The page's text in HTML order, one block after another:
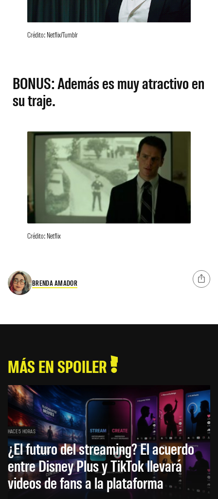
Crédito: Netflix/Tumblr
BONUS: Además es muy atractivo en
su traje.
Crédito: Netflix
BRENDA AMADOR
MÁS EN SPOILER
HACE 5 HORAS
¿El futuro del streaming? El acuerdo
entre Disney Plus y TikTok llevará
videos de fans a la plataforma